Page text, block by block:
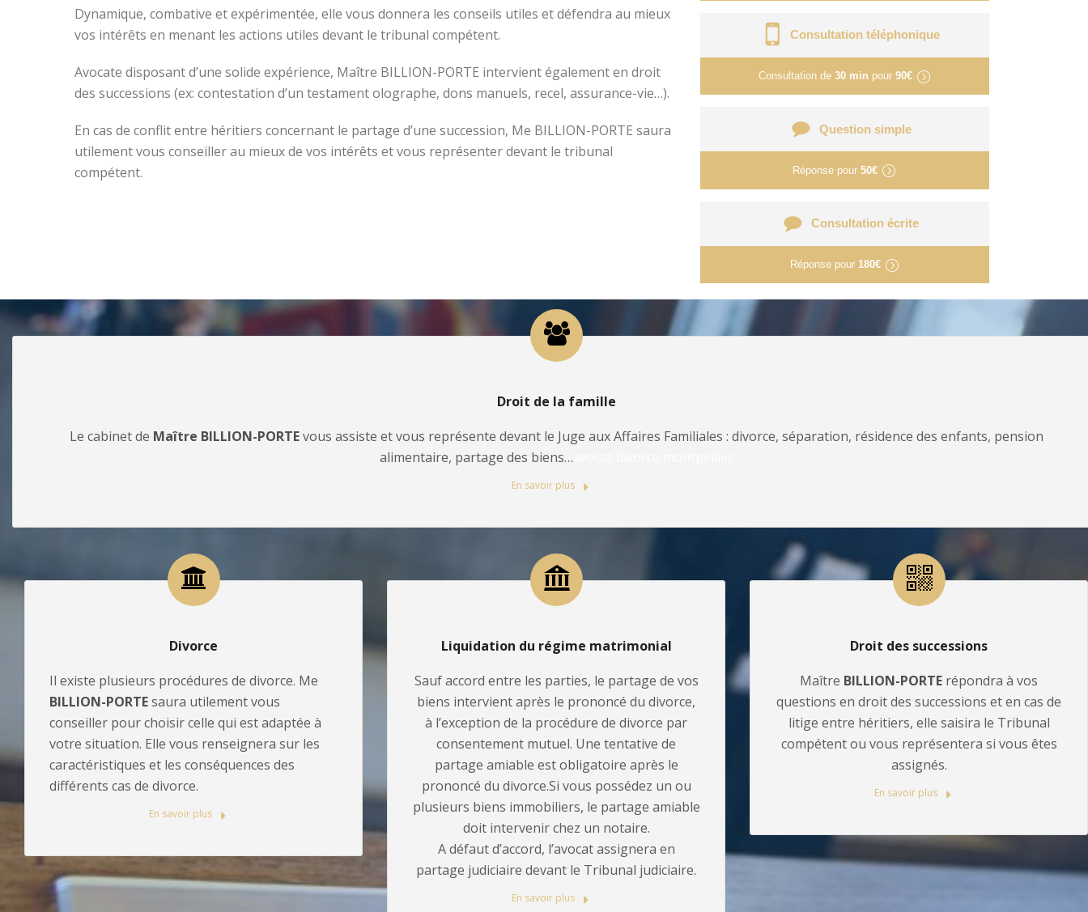
Dynamique, combative et expérimentée, elle vous donnera les conseils utiles et défendra au mieux
vos intérêts en menant les actions utiles devant le tribunal compétent.
Avocate disposant d’une solide expérience, Maître BILLION-PORTE intervient également en droit
des successions (ex: contestation d’un testament olographe, dons manuels, recel, assurance-vie…).
En cas de conflit entre héritiers concernant le partage d’une succession, Me BILLION-PORTE saura
utilement vous conseiller au mieux de vos intérêts et vous représenter devant le tribunal
compétent.
Consultation téléphonique
Consultation de 30 min pour 90€
Question simple
Réponse pour50€
Consultation écrite
Réponse pour 180€
Droit de la famille
Le cabinet de Maître BILLION-PORTEvous assiste et vous représente devant le Juge aux Affaires Familiales : divorce, séparation, résidence des enfants, pension
alimentaire, partage des biens…
En savoir plus
Divorce
Il existe plusieurs procédures de divorce. Me
BILLION-PORTEsaura utilement vous
conseiller pour choisir celle qui est adaptée à
votre situation. Elle vous renseignera sur les
caractéristiques et les conséquences des
différents cas de divorce.
En savoir plus
Liquidation du régime matrimonial
Sauf accord entre les parties, le partage de vos
biens intervient après le prononcé du divorce,
à l’exception de la procédure de divorce par
consentement mutuel. Une tentative de
partage amiable est obligatoire après le
prononcé du divorce.Si vous possédez un ou
plusieurs biens immobiliers, le partage amiable
doit intervenir chez un notaire.
A défaut d’accord, l’avocat assignera en
partage judiciaire devant le Tribunal judiciaire.
En savoir plus
Droit des successions
Maître BILLION-PORTE répondra à vos
questions en droit des successions et en cas de
litige entre héritiers, elle saisira le Tribunal
compétent ou vous représentera si vous êtes
assignés.
En savoir plus